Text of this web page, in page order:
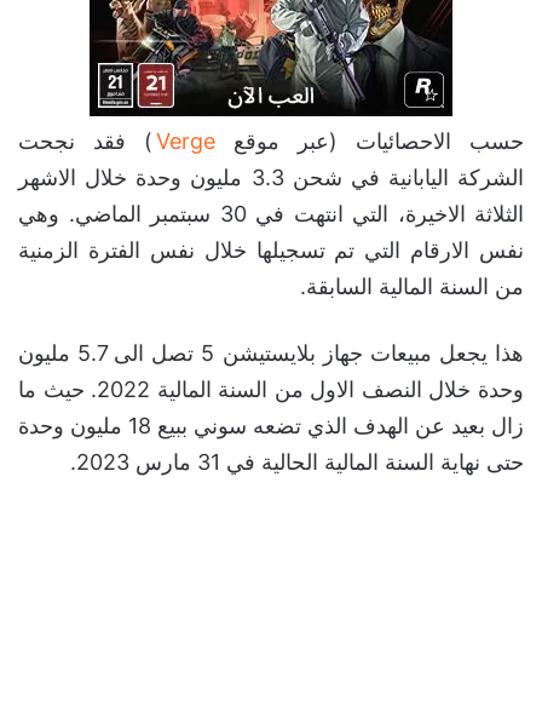
حسب الاحصائيات (عبر موقع Verge ) فقد نجحت
الشركة اليابانية في شحن 3.3 مليون وحدة خلال الاشهر
الثلاثة الاخيرة، التي انتهت في 30 سبتمبر الماضي. وهي
نفس الارقام التي تم تسجيلها خلال نفس الفترة الزمنية
من السنة المالية السابقة.
هذا يجعل مبيعات جهاز بلايستيشن 5 تصل الى 5.7 مليون
وحدة خلال النصف الاول من السنة المالية 2022. حيث ما
زال بعيد عن الهدف الذي تضعه سوني ببيع 18 مليون وحدة
حتى نهاية السنة المالية الحالية في 31 مارس 2023.